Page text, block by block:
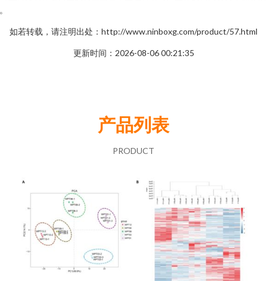
如若转载，请注明出处：http://www.ninboxg.com/product/57.html
更新时间：2026-08-06 00:21:35
产品列表
PRODUCT